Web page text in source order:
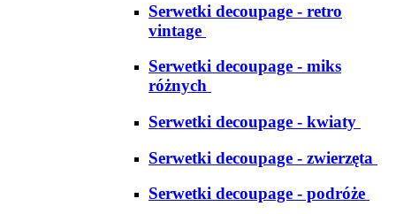
Serwetki decoupage - retro
vintage
Serwetki decoupage - miks
różnych
Serwetki decoupage - kwiaty
Serwetki decoupage - zwierzęta
Serwetki decoupage - podróże